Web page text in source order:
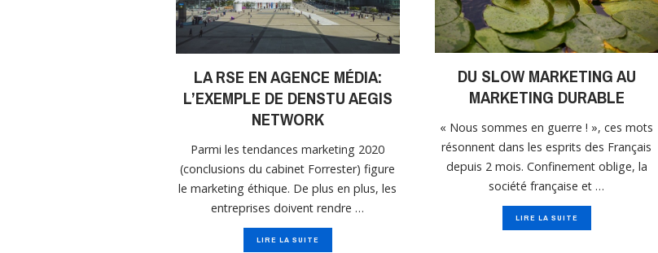
LA RSE EN AGENCE MÉDIA:
L’EXEMPLE DE DENSTU AEGIS
NETWORK
Parmi les tendances marketing 2020
(conclusions du cabinet Forrester) figure
le marketing éthique. De plus en plus, les
entreprises doivent rendre …
LIRE LA SUITE
DU SLOW MARKETING AU
MARKETING DURABLE
« Nous sommes en guerre ! », ces mots
résonnent dans les esprits des Français
depuis 2 mois. Confinement oblige, la
société française et …
LIRE LA SUITE